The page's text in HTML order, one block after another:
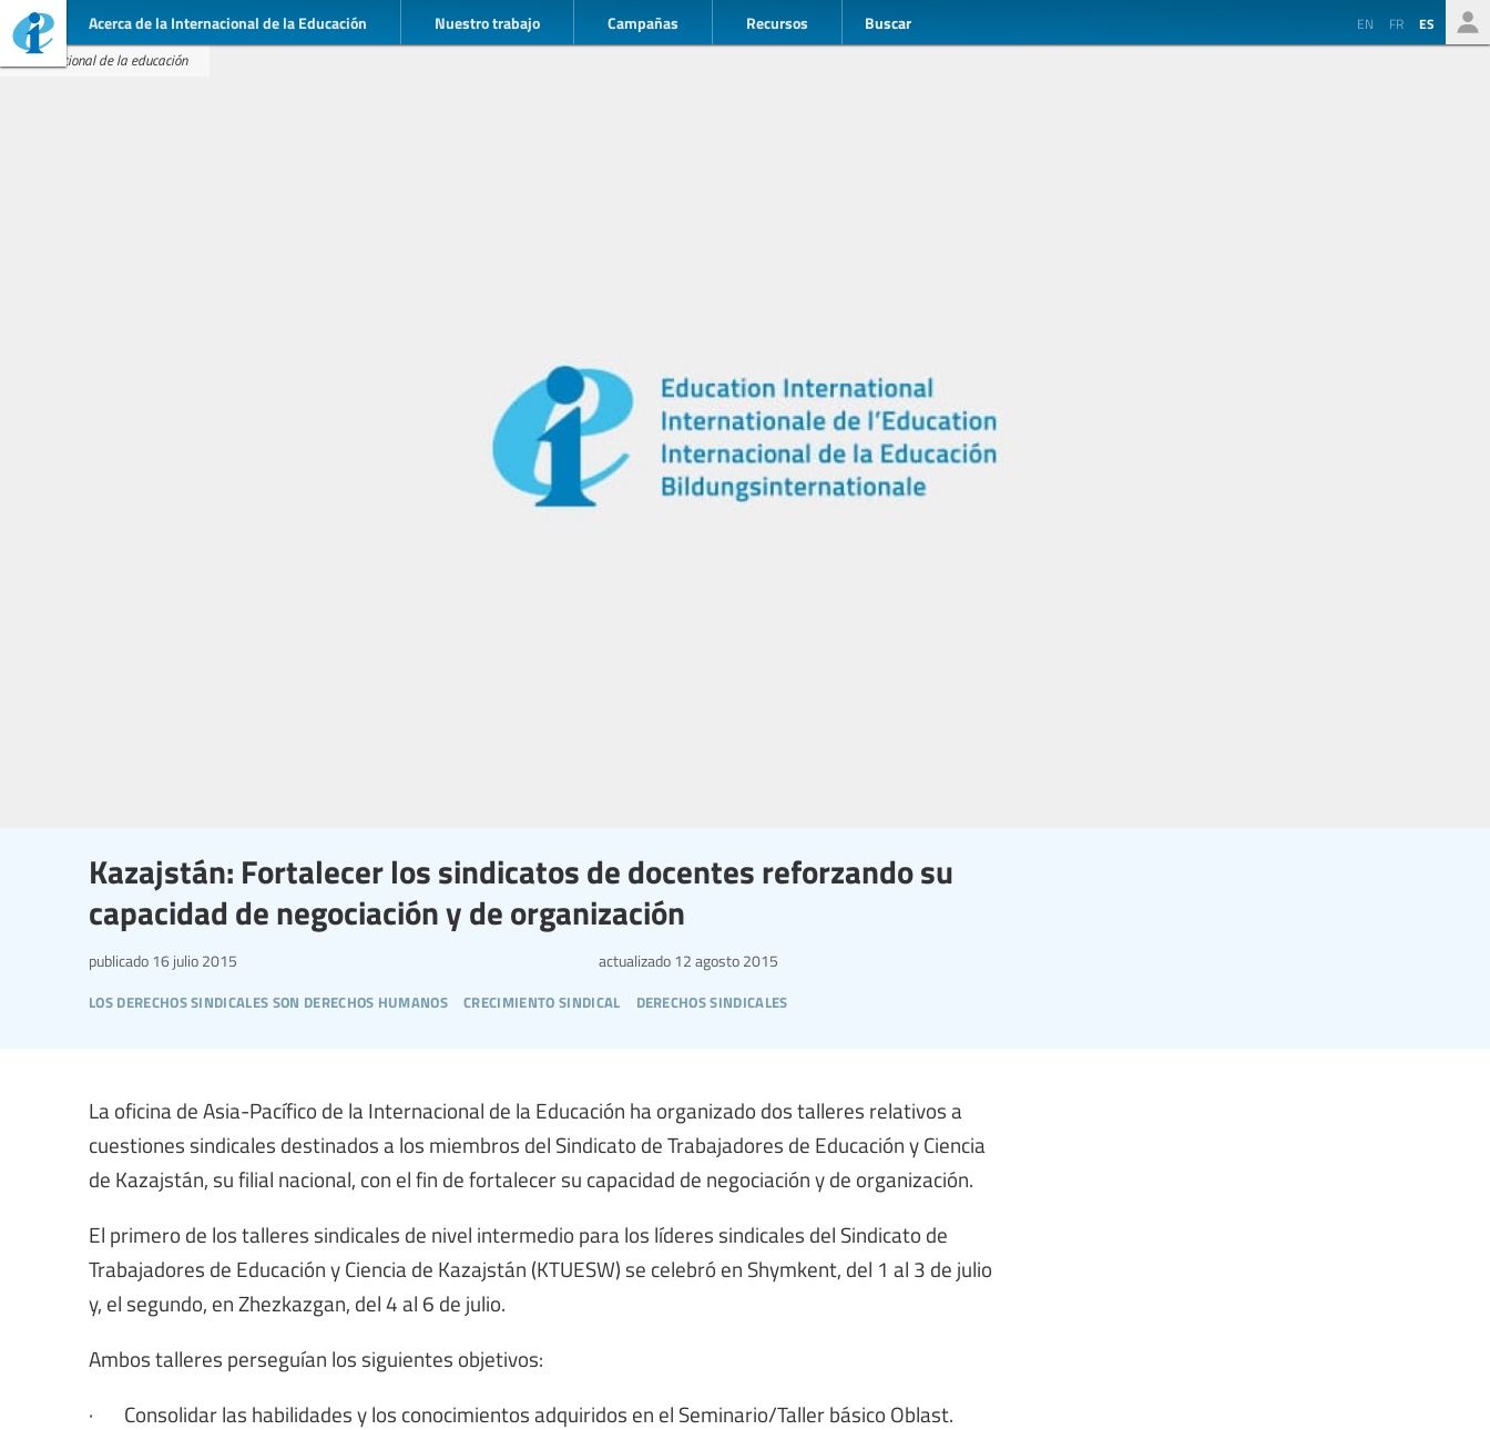
Acerca de la Internacional de la Educación Nuestro trabajo Campañas Recursos Buscar EN FR ES
Internacional de la educación
Kazajstán: Fortalecer los sindicatos de docentes reforzando su
capacidad de negociación y de organización
los derechos sindicales son derechos humanos crecimiento sindical derechos sindicales
publicado 16 julio 2015 actualizado 12 agosto 2015
La oficina de Asia-Pacífico de la Internacional de la Educación ha organizado dos talleres relativos a
cuestiones sindicales destinados a los miembros del Sindicato de Trabajadores de Educación y Ciencia
de Kazajstán, su filial nacional, con el fin de fortalecer su capacidad de negociación y de organización.
El primero de los talleres sindicales de nivel intermedio para los líderes sindicales del Sindicato de
Trabajadores de Educación y Ciencia de Kazajstán (KTUESW) se celebró en Shymkent, del 1 al 3 de julio
y, el segundo, en Zhezkazgan, del 4 al 6 de julio.
Ambos talleres perseguían los siguientes objetivos:
· Consolidar las habilidades y los conocimientos adquiridos en el Seminario/Taller básico Oblast.